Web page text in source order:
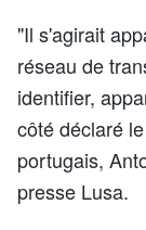
"Il s'agirait
réseau de
identifier,
côté déclaré
portugais,
presse Lusa.